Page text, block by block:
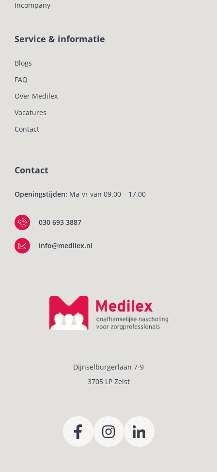
Incompany
Service & informatie
Blogs
FAQ
Over Medilex
Vacatures
Contact
Contact
Openingstijden: Ma-vr van 09.00 – 17.00
030 693 3887
info@medilex.nl
Dijnselburgerlaan 7-9
3705 LP Zeist